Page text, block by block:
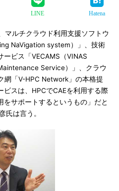
LINE Hatena
ルチクラウド利用支援ソフトウ
NaVigation system）」、技術
ビス「VECAMS（VINAS
Service）」、クラウ
網「V-HPC Network」の本格提
スは、HPCでCAEを利用する際
をサポートするというもの」だと
氏は言う。